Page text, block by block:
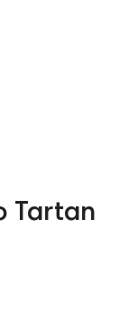
Tartan